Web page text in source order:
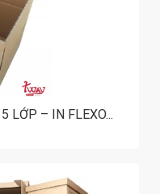
LỚP – IN FLEXO...